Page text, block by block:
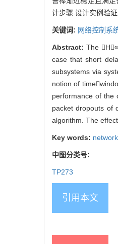
计步骤.设计实例验
关键词: 网络控制系
Abstract:The
case that short
subsystems via
notion of
performance of the
packet dropouts of
algorithm. The
Key words:
中图分类号:
TP273
引用本文